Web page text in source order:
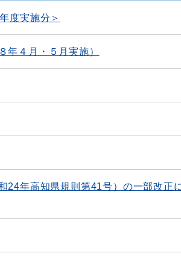
度実施分＞
年４月・５月実施）
24年高知県規則第41号）の一部改正